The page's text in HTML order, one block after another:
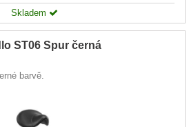
Skladem
ST06 Spur černá
barvě.